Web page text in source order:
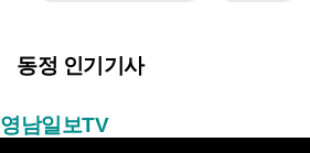
동정 인기기사
영남일보TV